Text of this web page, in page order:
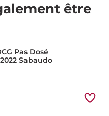
être
Pas Dosé
Sabaudo